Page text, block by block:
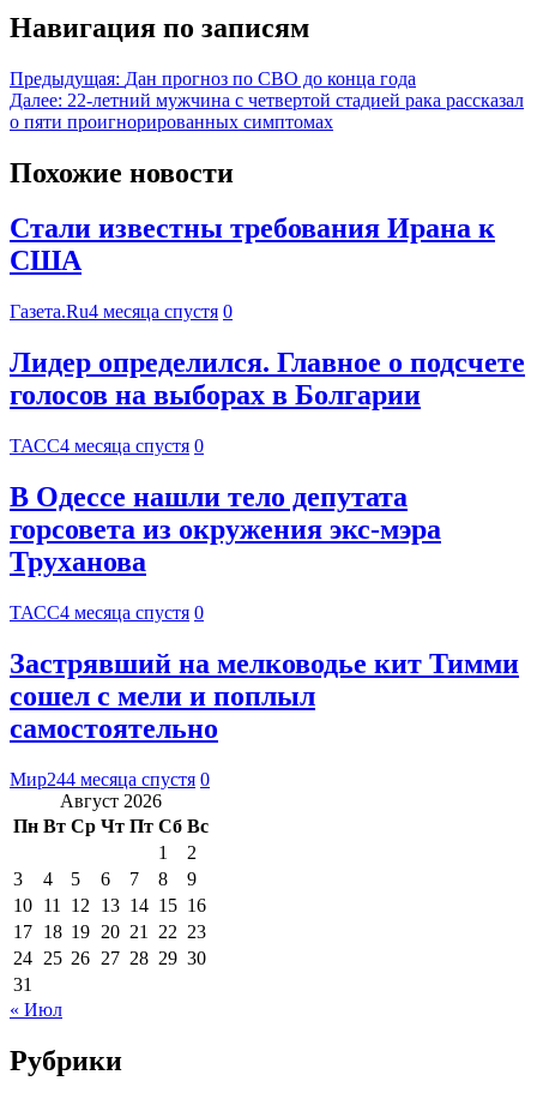
Навигация по записям
Предыдущая: Дан прогноз по СВО до конца года
Далее: 22-летний мужчина с четвертой стадией рака рассказал
о пяти проигнорированных симптомах
Похожие новости
Стали известны требования Ирана к
США
Газета.Ru4 месяца спустя 0
Лидер определился. Главное о подсчете
голосов на выборах в Болгарии
ТАСС4 месяца спустя 0
В Одессе нашли тело депутата
горсовета из окружения экс-мэра
Труханова
ТАСС4 месяца спустя 0
Застрявший на мелководье кит Тимми
сошел с мели и поплыл
самостоятельно
Мир244 месяца спустя 0
Август 2026
Пн Вт Ср Чт Пт Сб Вс
1
2
3
4 5 6 7 8
9
10 11 12 13 14 15 16
17 18 19 20 21 22 23
24 25 26 27 28 29 30
31
« Июл
Рубрики